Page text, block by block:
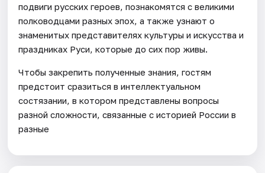
подвиги русских героев, познакомятся с великими
полководцами разных эпох, а также узнают о
знаменитых представителях культуры и искусства и
праздниках Руси, которые до сих пор живы.
Чтобы закрепить полученные знания, гостям
предстоит сразиться в интеллектуальном
состязании, в котором представлены вопросы
разной сложности, связанные с историей России в
разные